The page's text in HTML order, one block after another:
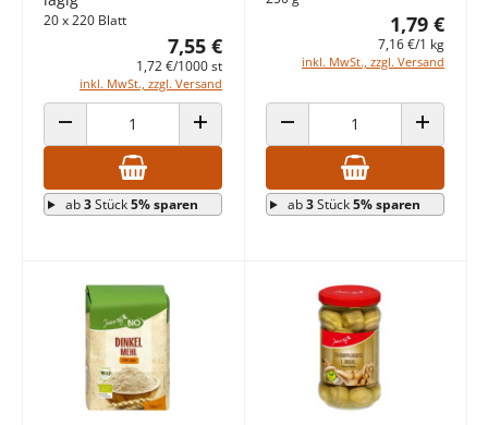
20 x 220 Blatt
7,55 €
1,72 €/1000 st
inkl. MwSt., zzgl. Versand
ANZAHL VERRINGERN ANZAHL ERHÖHEN
ab3Stück5% sparen
1,79 €
7,16 €/1 kg
inkl. MwSt., zzgl. Versand
ANZAHL VERRINGERN ANZAHL
ab3Stück5% sparen